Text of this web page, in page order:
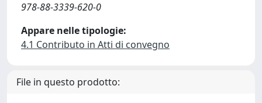
978-88-3339-620-0
Appare nelle tipologie:
4.1 Contributo in Atti di convegno
File in questo prodotto: